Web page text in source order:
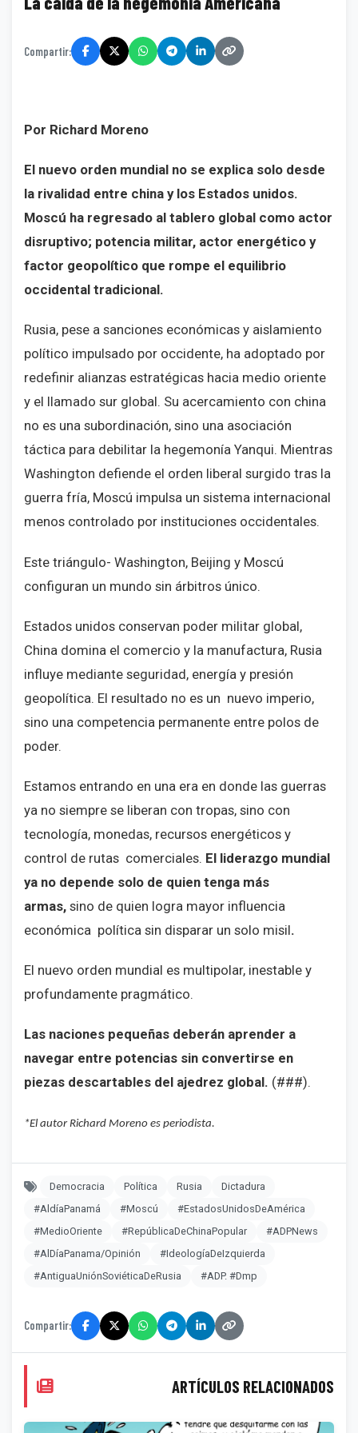
Compartir:
Por Richard Moreno
El nuevo orden mundial no se explica solo desde
la rivalidad entre china y los Estados unidos.
Moscú ha regresado al tablero global como actor
disruptivo; potencia militar, actor energético y
factor geopolítico que rompe el equilibrio
occidental tradicional.
Rusia, pese a sanciones económicas y aislamiento
político impulsado por occidente, ha adoptado por
redefinir alianzas estratégicas hacia medio oriente
y el llamado sur global. Su acercamiento con china
no es una subordinación, sino una asociación
táctica para debilitar la hegemonía Yanqui. Mientras
Washington defiende el orden liberal surgido tras la
guerra fría, Moscú impulsa un sistema internacional
menos controlado por instituciones occidentales.
Este triángulo- Washington, Beijing y Moscú
configuran un mundo sin árbitros único.
Estados unidos conservan poder militar global,
China domina el comercio y la manufactura, Rusia
influye mediante seguridad, energía y presión
geopolítica. El resultado no es un nuevo imperio,
sino una competencia permanente entre polos de
poder.
Estamos entrando en una era en donde las guerras
ya no siempre se liberan con tropas, sino con
tecnología, monedas, recursos energéticos y
control de rutas comerciales. El liderazgo mundial
ya no depende solo de quien tenga más
armas, sino de quien logra mayor influencia
económica política sin disparar un solo misil.
El nuevo orden mundial es multipolar, inestable y
profundamente pragmático.
Las naciones pequeñas deberán aprender a
navegar entre potencias sin convertirse en
piezas descartables del ajedrez global. (###).
*El autor Richard Moreno es periodista.
Democracia Política Rusia
Dictadura
#AldíaPanamá
#Moscú
#EstadosUnidosDeAmérica
#MedioOriente
#RepúblicaDeChinaPopular
#ADPNews
#AlDíaPanama/Opinión
#IdeologíaDeIzquierda
#AntiguaUniónSoviéticaDeRusia
#ADP. #Dmp
Compartir:
ARTÍCULOS RELACIONADOS